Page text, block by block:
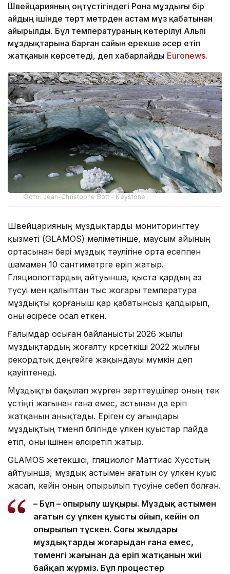
Швейцарияның оңтүстігіндегі Рона мұздығы бір
айдың ішінде төрт метрден астам мұз қабатынан
айырылды. Бұл температураның көтерілуі Альпі
мұздықтарына барған сайын ерекше әсер етіп
жатқанын көрсетеді, деп хабарлайды Еuronews.
Фото: Jean-Christophe Bott - Keystone
Швейцарияның мұздықтарды мониторингтеу
қызметі (GLAMOS) мәліметінше, маусым айының
ортасынан бері мұздық тәулігіне орта есеппен
шамамен 10 сантиметрге еріп жатыр.
Гляциологтардың айтуынша, қыста қардың аз
түсуі мен қалыптан тыс жоғары температура
мұздықты қорғаныш қар қабатынсыз қалдырып,
оны әсіресе осал еткен.
Ғалымдар осыған байланысты 2026 жылы
мұздықтардың жоғалту көрсеткіші 2022 жылғы
рекордтық деңгейге жақындауы мүмкін деп
қауіптенеді.
Мұздықты бақылап жүрген зерттеушілер оның тек
үстіңгі жағынан ғана емес, астынан да еріп
жатқанын анықтады. Еріген су ағындары
мұздықтың төменгі бөлігінде үлкен қуыстар пайда
етіп, оны ішінен әлсіретіп жатыр.
GLAMOS жетекшісі, гляциолог Маттиас Хусстың
айтуынша, мұздық астымен ағатын су үлкен қуыс
жасап, кейін оның опырылып түсуіне себеп болған.
– Бұл – опырылу шұңқыры. Мұздық астымен
ағатын су үлкен қуысты ойып, кейін ол
опырылып түскен. Соңғы жылдары
мұздықтардың жоғарыдан ғана емес,
төменгі жағынан да еріп жатқанын жиі
байқап жүрміз. Бұл процестер